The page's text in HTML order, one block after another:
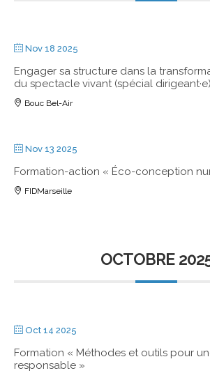
Nov 18 2025
Engager sa structure dans la
du spectacle vivant (spécial dirigeant·e)
Bouc Bel-Air
Nov 13 2025
Formation-action « Éco-conception
FIDMarseille
OCTOBRE
Oct 14 2025
Formation « Méthodes et outils pour
responsable »